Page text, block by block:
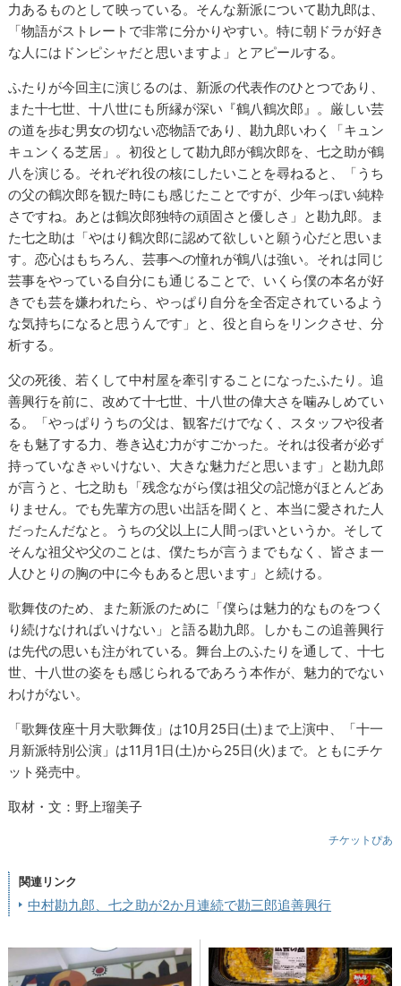
力あるものとして映っている。そんな新派について勘九郎は、
「物語がストレートで非常に分かりやすい。特に朝ドラが好き
な人にはドンピシャだと思いますよ」とアピールする。
ふたりが今回主に演じるのは、新派の代表作のひとつであり、
また十七世、十八世にも所縁が深い『鶴八鶴次郎』。厳しい芸
の道を歩む男女の切ない恋物語であり、勘九郎いわく「キュン
キュンくる芝居」。初役として勘九郎が鶴次郎を、七之助が鶴
八を演じる。それぞれ役の核にしたいことを尋ねると、「うち
の父の鶴次郎を観た時にも感じたことですが、少年っぽい純粋
さですね。あとは鶴次郎独特の頑固さと優しさ」と勘九郎。ま
た七之助は「やはり鶴次郎に認めて欲しいと願う心だと思いま
す。恋心はもちろん、芸事への憧れが鶴八は強い。それは同じ
芸事をやっている自分にも通じることで、いくら僕の本名が好
きでも芸を嫌われたら、やっぱり自分を全否定されているよう
な気持ちになると思うんです」と、役と自らをリンクさせ、分
析する。
父の死後、若くして中村屋を牽引することになったふたり。追
善興行を前に、改めて十七世、十八世の偉大さを噛みしめてい
る。「やっぱりうちの父は、観客だけでなく、スタッフや役者
をも魅了する力、巻き込む力がすごかった。それは役者が必ず
持っていなきゃいけない、大きな魅力だと思います」と勘九郎
が言うと、七之助も「残念ながら僕は祖父の記憶がほとんどあ
りません。でも先輩方の思い出話を聞くと、本当に愛された人
だったんだなと。うちの父以上に人間っぽいというか。そして
そんな祖父や父のことは、僕たちが言うまでもなく、皆さま一
人ひとりの胸の中に今もあると思います」と続ける。
歌舞伎のため、また新派のために「僕らは魅力的なものをつく
り続けなければいけない」と語る勘九郎。しかもこの追善興行
は先代の思いも注がれている。舞台上のふたりを通して、十七
世、十八世の姿をも感じられるであろう本作が、魅力的でない
わけがない。
「歌舞伎座十月大歌舞伎」は10月25日(土)まで上演中、「十一
月新派特別公演」は11月1日(土)から25日(火)まで。ともにチケ
ット発売中。
取材・文：野上瑠美子
チケットぴあ
関連リンク
中村勘九郎、七之助が2か月連続で勘三郎追善興行